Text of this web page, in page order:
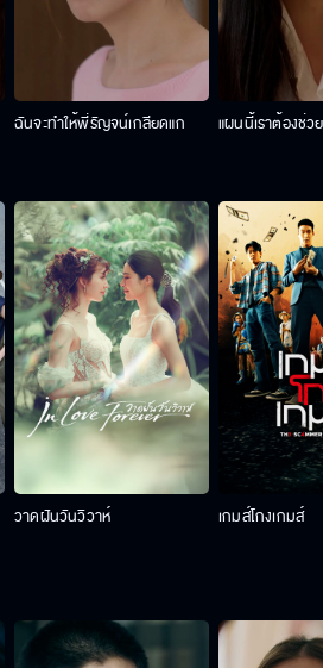
ฉันจะทำให้พี่รัญจน์เกลียดแก แผนนี้เราต้องช่ว
วาดฝันวันวิวาห์ เกมส์โกงเกมส์